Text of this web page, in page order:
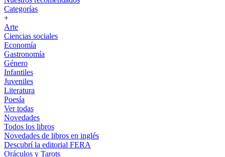
Categorías
+
Arte
Ciencias sociales
Economía
Gastronomía
Género
Infantiles
Juveniles
Literatura
Poesía
Ver todas
Novedades
Todos los libros
Novedades de libros en inglés
Descubrí la editorial FERA
Oráculos y Tarots